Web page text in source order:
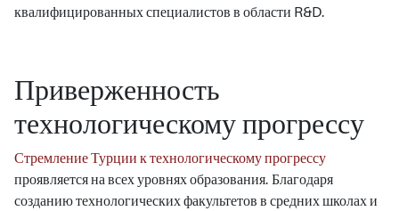
квалифицированных специалистов в области R&D.
Приверженность
технологическому прогрессу
Стремление Турции к технологическому прогрессу
проявляется на всех уровнях образования. Благодаря
созданию технологических факультетов в средних школах и